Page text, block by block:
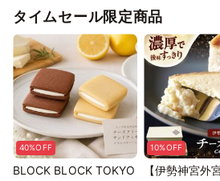
タイムセール限定商品
40%OFF
BLOCK BLOCK TOKYO
10%OFF
【伊勢神宮外